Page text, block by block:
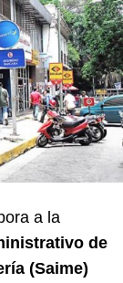
a la
de
(Saime)